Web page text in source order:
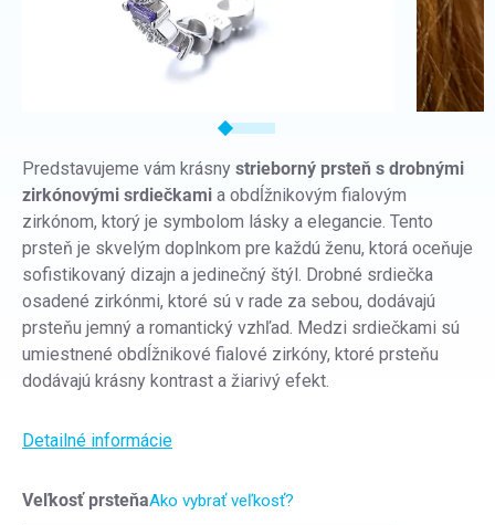
Veľkosť prsteňaAko vybrať veľkosť?
Predstavujeme vám krásny strieborný prsteň s drobnými
zirkónovými srdiečkami a obdĺžnikovým fialovým
zirkónom, ktorý je symbolom lásky a elegancie. Tento
prsteň je skvelým doplnkom pre každú ženu, ktorá oceňuje
sofistikovaný dizajn a jedinečný štýl. Drobné srdiečka
osadené zirkónmi, ktoré sú v rade za sebou, dodávajú
prsteňu jemný a romantický vzhľad. Medzi srdiečkami sú
umiestnené obdĺžnikové fialové zirkóny, ktoré prsteňu
dodávajú krásny kontrast a žiarivý efekt.
Detailné informácie